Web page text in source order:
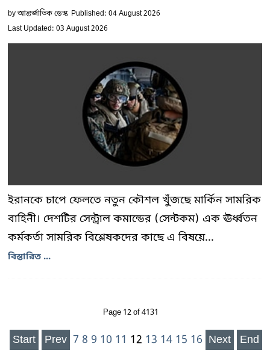
byআন্তর্জাতিক ডেস্ক Published: 04 August 2026
Last Updated: 03 August 2026
ইরানকে চাপে ফেলতে নতুন কৌশল খুঁজছে মার্কিন সামরিক
বাহিনী। দেশটির সেন্ট্রাল কমান্ডের (সেন্টকম) এক ঊর্ধ্বতন
কর্মকর্তা সামরিক বিশ্লেষকদের কাছে এ বিষয়ে...
বিস্তারিত ...
Page 12 of 4131
Start Prev 7 8 9 10 11 12 13 14 15 16 Next End